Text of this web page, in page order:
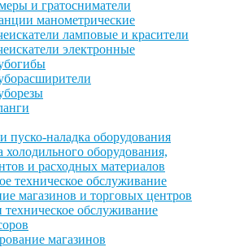
и гратосниматели
манометрические
ламповые и красители
электронные
пуско-наладка оборудования
холодильного оборудования,
и расходных материалов
техническое обслуживание
магазинов и торговых центров
техническое обслуживание
магазинов